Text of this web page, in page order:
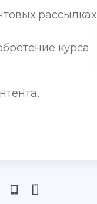
рассылках
курса